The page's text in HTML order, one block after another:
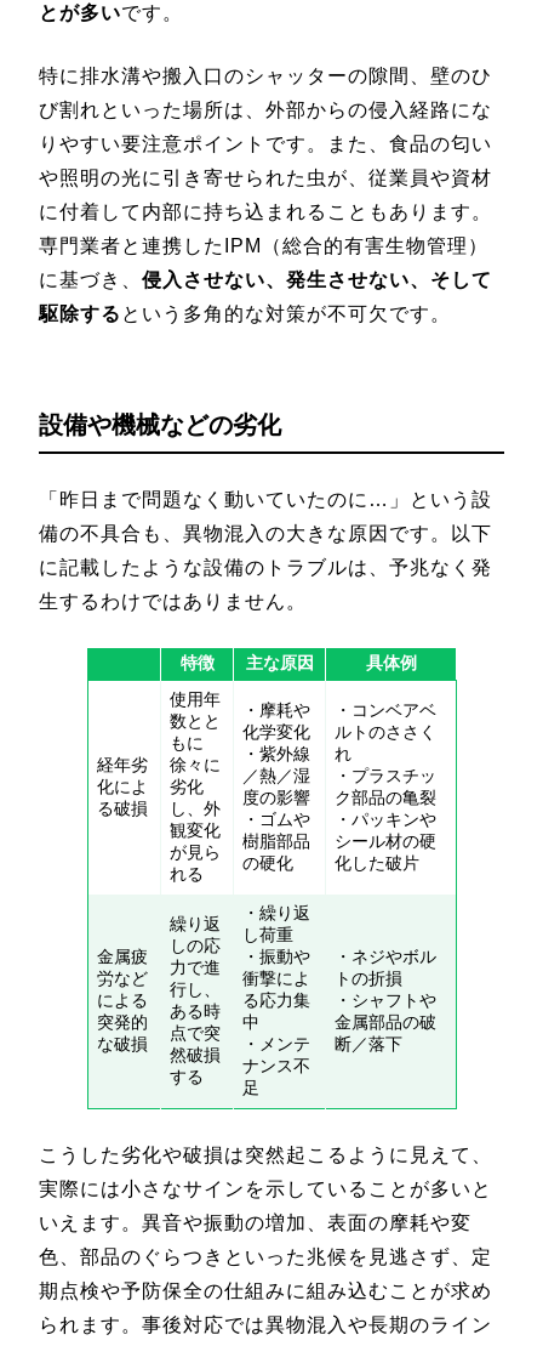
とが多いです。
特に排水溝や搬入口のシャッターの隙間、壁のひ
び割れといった場所は、外部からの侵入経路にな
りやすい要注意ポイントです。また、食品の匂い
や照明の光に引き寄せられた虫が、従業員や資材
に付着して内部に持ち込まれることもあります。
専門業者と連携したIPM（総合的有害生物管理）
に基づき、 侵入させない、発生させない、そして
駆除する という多角的な対策が不可欠です。
設備や機械などの劣化
「昨日まで問題なく動いていたのに…」という設
備の不具合も、異物混入の大きな原因です。以下
に記載したような設備のトラブルは、予兆なく発
生するわけではありません。
特徴 主な原因 具体例
経年劣
化によ
る破損
使用年
数とと
もに
徐々に
劣化
し、外
観変化
が見ら
れる
・摩耗や
化学変化
・紫外線
／熱／湿
度の影響
・ゴムや
樹脂部品
の硬化
・コンベアベ
ルトのささく
れ
・プラスチッ
ク部品の亀裂
・パッキンや
シール材の硬
化した破片
金属疲
労など
による
突発的
な破損
繰り返
しの応
力で進
行し、
ある時
点で突
然破損
する
・繰り返
し荷重
・振動や
衝撃によ
る応力集
中
・メンテ
ナンス不
足
・ネジやボル
トの折損
・シャフトや
金属部品の破
断／落下
こうした劣化や破損は突然起こるように見えて、
実際には小さなサインを示していることが多いと
いえます。異音や振動の増加、表面の摩耗や変
色、部品のぐらつきといった兆候を見逃さず、定
期点検や予防保全の仕組みに組み込むことが求め
られます。事後対応では異物混入や長期のライン